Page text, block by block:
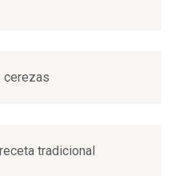
cerezas
tradicional